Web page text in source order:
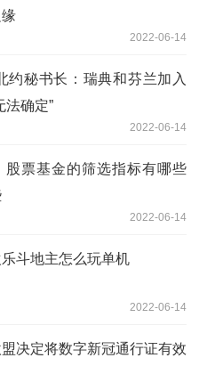
2022-06-14
约秘书长：瑞典和芬兰加入
法确定”
2022-06-14
股票基金的筛选指标有哪些
2022-06-14
斗地主怎么玩单机
2022-06-14
决定将数字新冠通行证有效